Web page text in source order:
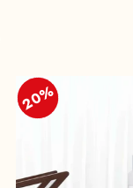
20%
20%